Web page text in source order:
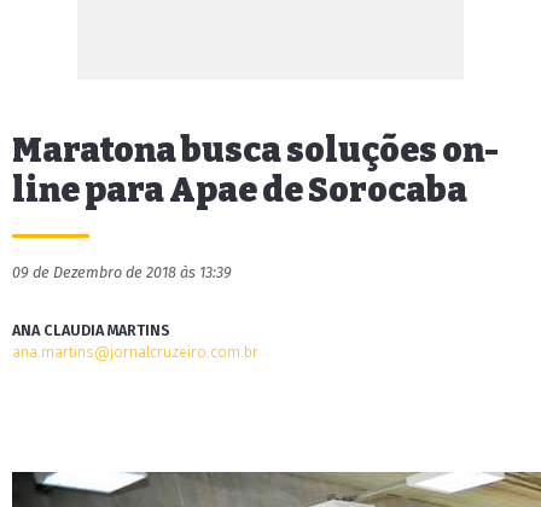
Maratona busca soluções on-
line para Apae de Sorocaba
09 de Dezembro de 2018 às 13:39
ANA CLAUDIA MARTINS
ana.martins@jornalcruzeiro.com.br